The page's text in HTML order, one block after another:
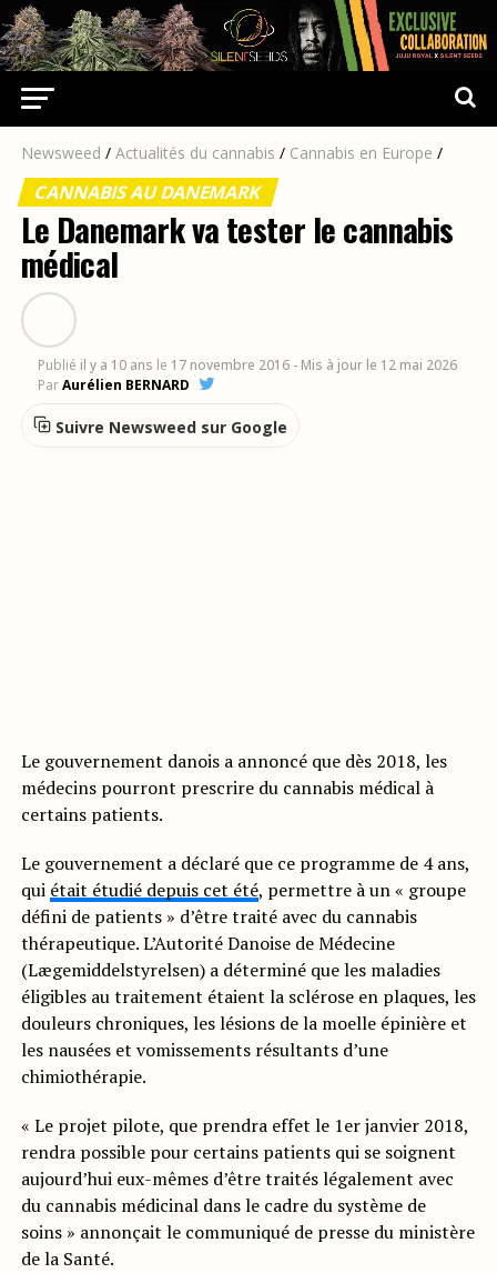
Newsweed / Actualités du cannabis / Cannabis en Europe /
CANNABIS AU DANEMARK
Le Danemark va tester le cannabis
médical
Publié il y a 10 ans le 17 novembre 2016 - Mis à jour le 12 mai 2026
ParAurélien BERNARD
Suivre Newsweed sur Google
Le gouvernement danois a annoncé que dès 2018, les
médecins pourront prescrire du cannabis médical à
certains patients.
Le gouvernement a déclaré que ce programme de 4 ans,
qui était étudié depuis cet été, permettre à un « groupe
défini de patients » d’être traité avec du cannabis
thérapeutique. L’Autorité Danoise de Médecine
(Lægemiddelstyrelsen) a déterminé que les maladies
éligibles au traitement étaient la sclérose en plaques, les
douleurs chroniques, les lésions de la moelle épinière et
les nausées et vomissements résultants d’une
chimiothérapie.
« Le projet pilote, que prendra effet le 1er janvier 2018,
rendra possible pour certains patients qui se soignent
aujourd’hui eux-mêmes d’être traités légalement avec
du cannabis médicinal dans le cadre du système de
soins » annonçait le communiqué de presse du ministère
de la Santé.